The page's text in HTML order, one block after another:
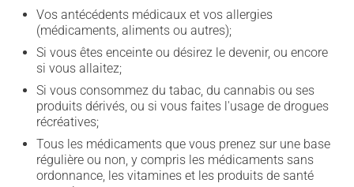
Vos antécédents médicaux et vos allergies
(médicaments, aliments ou autres);
Si vous êtes enceinte ou désirez le devenir, ou encore
si vous allaitez;
Si vous consommez du tabac, du cannabis ou ses
produits dérivés, ou si vous faites l'usage de drogues
récréatives;
Tous les médicaments que vous prenez sur une base
régulière ou non, y compris les médicaments sans
ordonnance, les vitamines et les produits de santé